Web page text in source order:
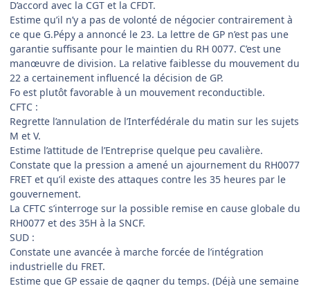
D’accord avec la CGT et la CFDT.
Estime qu’il n’y a pas de volonté de négocier contrairement à
ce que G.Pépy a annoncé le 23. La lettre de GP n’est pas une
garantie suffisante pour le maintien du RH 0077. C’est une
manœuvre de division. La relative faiblesse du mouvement du
22 a certainement influencé la décision de GP.
Fo est plutôt favorable à un mouvement reconductible.
CFTC :
Regrette l’annulation de l’Interfédérale du matin sur les sujets
M et V.
Estime l’attitude de l’Entreprise quelque peu cavalière.
Constate que la pression a amené un ajournement du RH0077
FRET et qu’il existe des attaques contre les 35 heures par le
gouvernement.
La CFTC s’interroge sur la possible remise en cause globale du
RH0077 et des 35H à la SNCF.
SUD :
Constate une avancée à marche forcée de l’intégration
industrielle du FRET.
Estime que GP essaie de gagner du temps. (Déjà une semaine